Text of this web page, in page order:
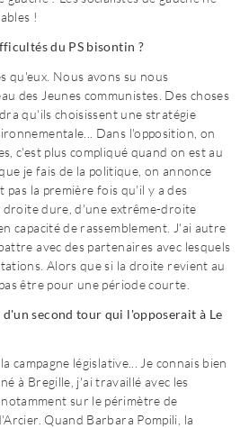
!
du PS bisontin ?
qu'eux. Nous avons su nous
des Jeunes communistes. Des choses
qu'ils choisissent une stratégie
Dans l'opposition, on
c'est plus compliqué quand on est au
je fais de la politique, on annonce
pas la première fois qu'il y a des
droite dure, d'une extrême-droite
capacité de rassemblement. J'ai autre
avec des partenaires avec lesquels
Alors que si la droite revient au
être pour une période courte.
second tour qui l'opposerait à Le
campagne législative... Je connais bien
à Bregille, j'ai travaillé avec les
sur le périmètre de
Quand Barbara Pompili, la